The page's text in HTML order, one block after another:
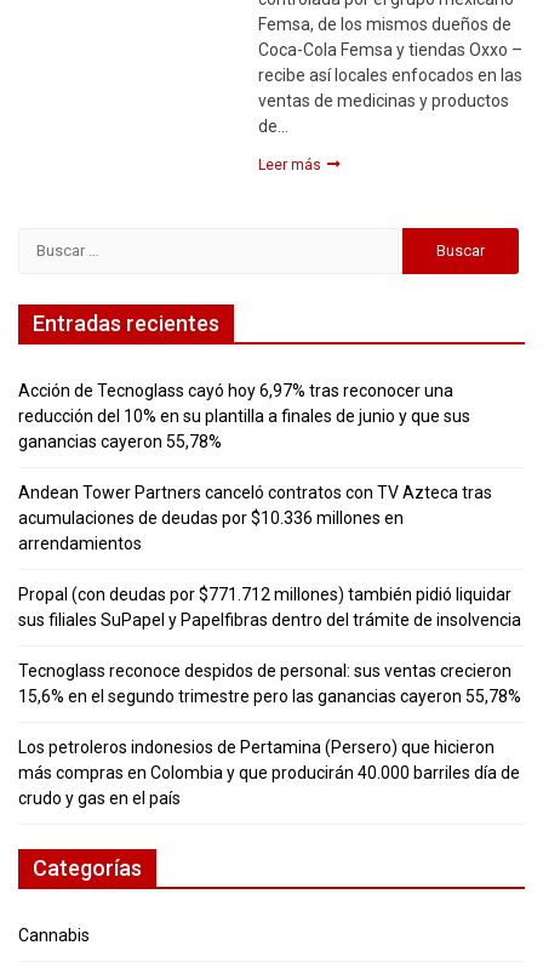
Femsa, de los mismos dueños de
Coca-Cola Femsa y tiendas Oxxo –
recibe así locales enfocados en las
ventas de medicinas y productos
de…
Leer más
Entradas recientes
Acción de Tecnoglass cayó hoy 6,97% tras reconocer una
reducción del 10% en su plantilla a finales de junio y que sus
ganancias cayeron 55,78%
Andean Tower Partners canceló contratos con TV Azteca tras
acumulaciones de deudas por $10.336 millones en
arrendamientos
Propal (con deudas por $771.712 millones) también pidió liquidar
sus filiales SuPapel y Papelfibras dentro del trámite de insolvencia
Tecnoglass reconoce despidos de personal: sus ventas crecieron
15,6% en el segundo trimestre pero las ganancias cayeron 55,78%
Los petroleros indonesios de Pertamina (Persero) que hicieron
más compras en Colombia y que producirán 40.000 barriles día de
crudo y gas en el país
Categorías
Cannabis